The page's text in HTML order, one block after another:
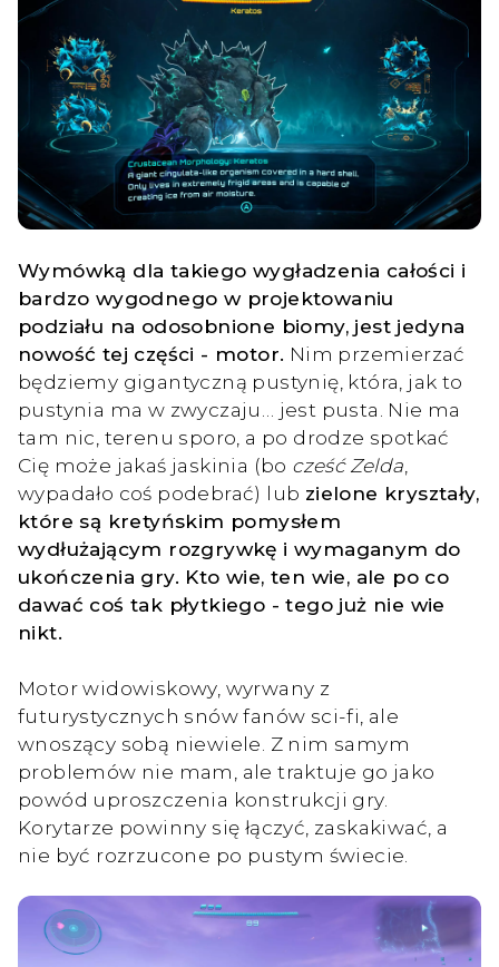
Wymówką dla takiego wygładzenia całości i
bardzo wygodnego w projektowaniu
podziału na odosobnione biomy, jest jedyna
nowość tej części - motor. Nim przemierzać
będziemy gigantyczną pustynię, która, jak to
pustynia ma w zwyczaju… jest pusta. Nie ma
tam nic, terenu sporo, a po drodze spotkać
Cię może jakaś jaskinia (bo cześć Zelda
wypadało coś podebrać) lub zielone kryształy,
które są kretyńskim pomysłem
wydłużającym rozgrywkę i wymaganym do
ukończenia gry. Kto wie, ten wie, ale po co
dawać coś tak płytkiego - tego już nie wie
nikt.
Motor widowiskowy, wyrwany z
futurystycznych snów fanów sci-fi, ale
wnoszący sobą niewiele. Z nim samym
problemów nie mam, ale traktuje go jako
powód uproszczenia konstrukcji gry.
Korytarze powinny się łączyć, zaskakiwać, a
nie być rozrzucone po pustym świecie.